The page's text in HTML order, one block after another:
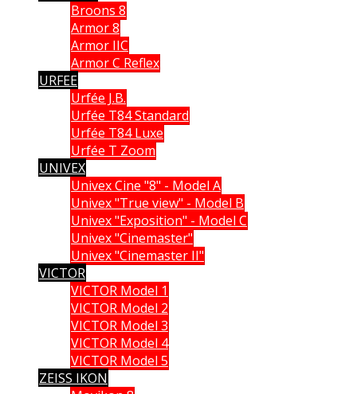
Broons 8
Armor 8
Armor IIC
Armor C Reflex
URFEE
Urfée J.B.
Urfée T84 Standard
Urfée T84 Luxe
Urfée T Zoom
UNIVEX
Univex Cine "8" - Model A
Univex "True view" - Model B
Univex "Exposition" - Model C
Univex "Cinemaster"
Univex "Cinemaster II"
VICTOR
VICTOR Model 1
VICTOR Model 2
VICTOR Model 3
VICTOR Model 4
VICTOR Model 5
ZEISS IKON